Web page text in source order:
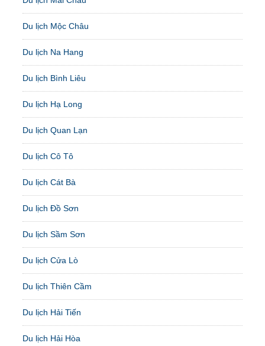
Du lịch Mộc Châu
Du lịch Na Hang
Du lịch Bình Liêu
Du lịch Hạ Long
Du lịch Quan Lạn
Du lịch Cô Tô
Du lịch Cát Bà
Du lịch Đồ Sơn
Du lịch Sầm Sơn
Du lịch Cửa Lò
Du lịch Thiên Cầm
Du lịch Hải Tiến
Du lịch Hải Hòa